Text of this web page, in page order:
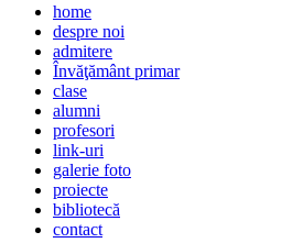
home
despre noi
admitere
Învăţământ primar
clase
alumni
profesori
link-uri
galerie foto
proiecte
bibliotecă
contact